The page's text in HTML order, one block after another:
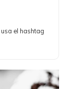
el hashtag